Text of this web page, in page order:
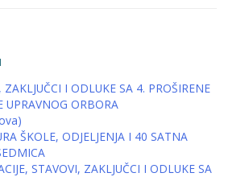
ZAKLJUČCI I ODLUKE SA 4. PROŠIRENE
UPRAVNOG ORBORA
ŠKOLE, ODJELJENJA I 40 SATNA
STAVOVI, ZAKLJUČCI I ODLUKE SA